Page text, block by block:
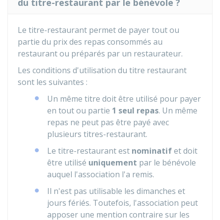
du titre-restaurant par le bénévole ?
Le titre-restaurant permet de payer tout ou
partie du prix des repas consommés au
restaurant ou préparés par un restaurateur.
Les conditions d'utilisation du titre restaurant
sont les suivantes :
Un même titre doit être utilisé pour payer
en tout ou partie 1 seul repas. Un même
repas ne peut pas être payé avec
plusieurs titres-restaurant.
Le titre-restaurant est nominatifet doit
être utilisé uniquement par le bénévole
auquel l'association l'a remis.
Il n'est pas utilisable les dimanches et
jours fériés. Toutefois, l'association peut
apposer une mention contraire sur les